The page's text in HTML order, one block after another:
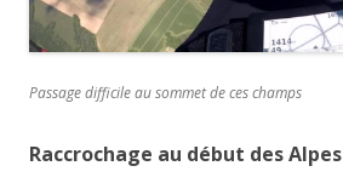
Passage difficile au sommet de ces champs
Raccrochage au début des Alpes